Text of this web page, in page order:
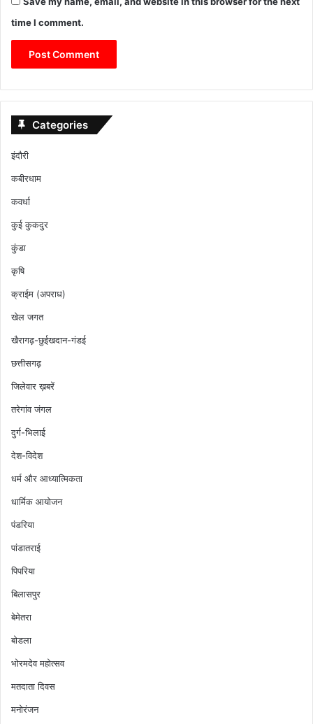
time I comment.
Categories
इंदौरी
कबीरधाम
कवर्धा
कुई कुकदुर
कुंडा
कृषि
क्राईम (अपराध)
खेल जगत
खैरागढ़-छुईखदान-गंडई
छत्तीसगढ़
जिलेवार ख़बरें
तरेगांव जंगल
दुर्ग-भिलाई
देश-विदेश
धर्म और आध्यात्मिकता
धार्मिक आयोजन
पंडरिया
पांडातराई
पिपरिया
बिलासपुर
बेमेतरा
बोडला
भोरमदेव महोत्सव
मतदाता दिवस
मनोरंजन